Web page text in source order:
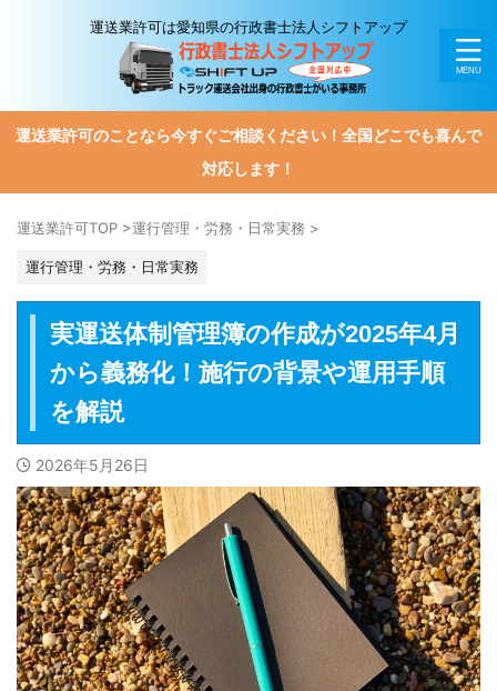
運送業許可は愛知県の行政書士法人シフトアップ
運送業許可のことなら今すぐご相談ください！全国どこでも喜んで
対応します！
運送業許可TOP >運行管理・労務・日常実務 >
運行管理・労務・日常実務
実運送体制管理簿の作成が2025年4月
から義務化！施行の背景や運用手順
を解説
2026年5月26日